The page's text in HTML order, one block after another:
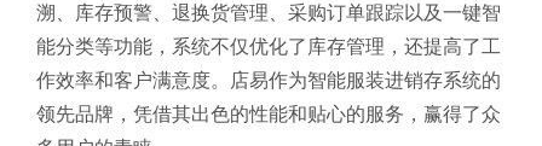
溯、库存预警、退换货管理、采购订单跟踪以及一键智
能分类等功能，系统不仅优化了库存管理，还提高了工
作效率和客户满意度。店易作为智能服装进销存系统的
领先品牌，凭借其出色的性能和贴心的服务，赢得了众